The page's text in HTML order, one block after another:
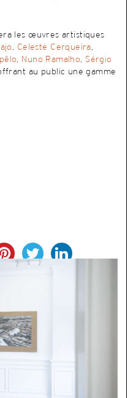
les œuvres artistiques
, Celeste Cerqueira,
, Nuno Ramalho, Sérgio
au public une gamme